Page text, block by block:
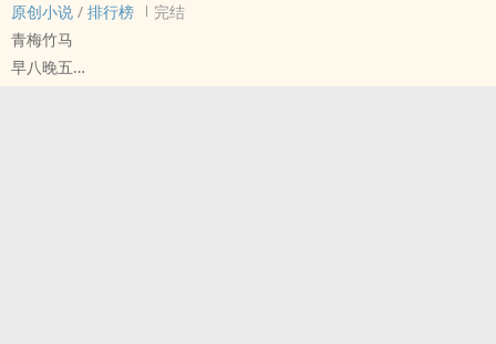
原创小说 / 排行榜
完结
青梅竹马
早八晚五